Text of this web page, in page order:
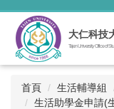
跳
主
要
內
大仁科技
Tajen University Office of
首頁 生活輔導組
生活助學金申請(